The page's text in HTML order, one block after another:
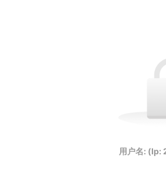
用户名: (Ip: